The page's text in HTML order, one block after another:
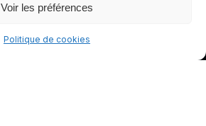
Voir les préférences
Politique de cookies